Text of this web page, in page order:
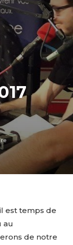
est temps de
au
de notre